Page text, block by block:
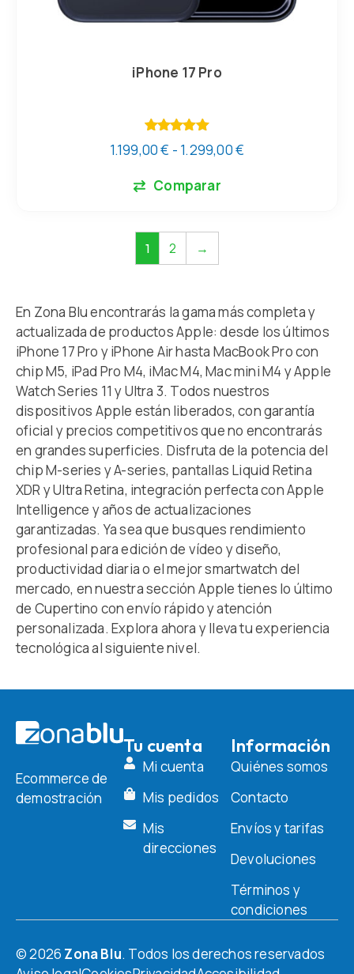
iPhone 17 Pro
Valorado
con
1.199,00€ - 1.299,00€
Comparar
1 2 →
En Zona Blu encontrarás la gama más completa y
actualizada de productos Apple: desde los últimos
iPhone 17 Pro y iPhone Air hasta MacBook Pro con
chip M5, iPad Pro M4, iMac M4, Mac mini M4 y Apple
Watch Series 11 y Ultra 3. Todos nuestros
dispositivos Apple están liberados, con garantía
oficial y precios competitivos que no encontrarás
en grandes superficies. Disfruta de la potencia del
chip M-series y A-series, pantallas Liquid Retina
XDR y Ultra Retina, integración perfecta con Apple
Intelligence y años de actualizaciones
garantizadas. Ya sea que busques rendimiento
profesional para edición de vídeo y diseño,
productividad diaria o el mejor smartwatch del
mercado, en nuestra sección Apple tienes lo último
de Cupertino con envío rápido y atención
personalizada. Explora ahora y lleva tu experiencia
tecnológica al siguiente nivel.
Ecommerce de
demostración
Tu cuenta
Mi cuenta
Mis pedidos
Mis
direcciones
Información
Quiénes somos
Contacto
Envíos y tarifas
Devoluciones
Términos y
condiciones
© 2026 Zona Blu. Todos los derechos reservados